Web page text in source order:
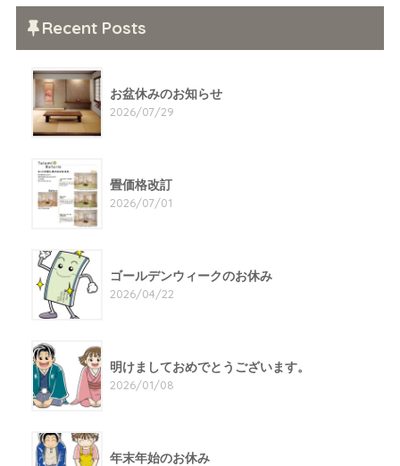
Recent Posts
お盆休みのお知らせ
2026/07/29
畳価格改訂
2026/07/01
ゴールデンウィークのお休み
2026/04/22
明けましておめでとうございます。
2026/01/08
年末年始のお休み